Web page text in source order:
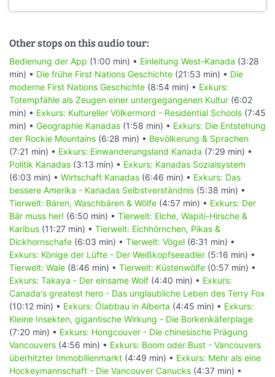
Other stops on this audio tour:
Bedienung der App (1:00 min) • Einleitung West-Kanada (3:28
min) • Die frühe First Nations Geschichte (21:53 min) • Die
moderne First Nations Geschichte (8:54 min) • Exkurs:
Totempfähle als Zeugen einer untergegangenen Kultur (6:02
min) • Exkurs: Kultureller Völkermord - Residential Schools (7:45
min) • Geographie Kanadas (1:58 min) • Exkurs: Die Entstehung
der Rockie Mountains (6:28 min) • Bevölkerung & Sprachen
(7:21 min) • Exkurs: Einwanderungsland Kanada (7:29 min) •
Politik Kanadas (3:13 min) • Exkurs: Kanadas Sozialsystem
(6:03 min) • Wirtschaft Kanadas (6:46 min) • Exkurs: Das
bessere Amerika - Kanadas Selbstverständnis (5:38 min) •
Tierwelt: Bären, Waschbären & Wölfe (4:57 min) • Exkurs: Der
Bär muss her! (6:50 min) • Tierwelt: Elche, Wapiti-Hirsche &
Karibus (11:27 min) • Tierwelt: Eichhörnchen, Pikas &
Dickhornschafe (6:03 min) • Tierwelt: Vögel (6:31 min) •
Exkurs: Könige der Lüfte - Der Weißkopfseeadler (5:16 min) •
Tierwelt: Wale (8:46 min) • Tierwelt: Küstenwölfe (0:57 min) •
Exkurs: Takaya - Der einsame Wolf (4:40 min) • Exkurs:
Canada's greatest hero - Das unglaubliche Leben des Terry Fox
(10:12 min) • Exkurs: Ölabbau in Alberta (4:45 min) • Exkurs:
Kleine Insekten, gigantische Wirkung - Die Borkenkäferplage
(7:20 min) • Exkurs: Hongcouver - Die chinesische Prägung
Vancouvers (4:56 min) • Exkurs: Boom oder Bust - Vancouvers
überhitzter Immobilienmarkt (4:49 min) • Exkurs: Mehr als eine
Hockeymannschaft - Die Vancouver Canucks (4:37 min) •